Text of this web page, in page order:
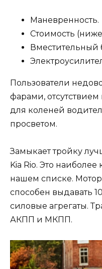
Маневренность.
Стоимость
Вместительный
Пользователи
фарами,
для коленей
просветом.
Замыкает тройку
Kia Rio. Это
нашем списке.
способен выдавать
силовые агрегаты.
АКПП и МКПП.